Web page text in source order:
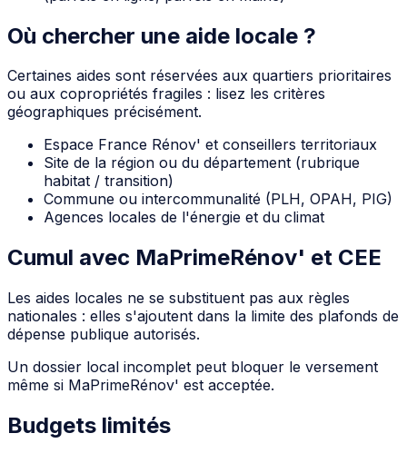
Où chercher une aide locale ?
Certaines aides sont réservées aux quartiers prioritaires
ou aux copropriétés fragiles : lisez les critères
géographiques précisément.
Espace France Rénov' et conseillers territoriaux
Site de la région ou du département (rubrique
habitat / transition)
Commune ou intercommunalité (PLH, OPAH, PIG)
Agences locales de l'énergie et du climat
Cumul avec MaPrimeRénov' et CEE
Les aides locales ne se substituent pas aux règles
nationales : elles s'ajoutent dans la limite des plafonds de
dépense publique autorisés.
Un dossier local incomplet peut bloquer le versement
même si MaPrimeRénov' est acceptée.
Budgets limités